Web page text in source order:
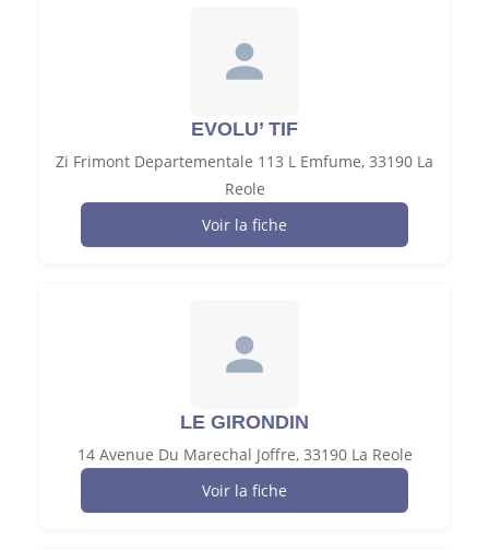
EVOLU’ TIF
Zi Frimont Departementale 113 L Emfume, 33190 La
Reole
Voir la fiche
LE GIRONDIN
14 Avenue Du Marechal Joffre, 33190 La Reole
Voir la fiche